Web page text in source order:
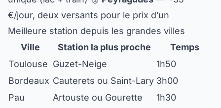
€/jour, deux versants pour le prix d’un
Meilleure station depuis les grandes villes
Ville
Station la plus proche
Temps
Toulouse Guzet-Neige
1h50
Bordeaux Cauterets ou Saint-Lary 3h00
Pau
Artouste ou Gourette 1h30